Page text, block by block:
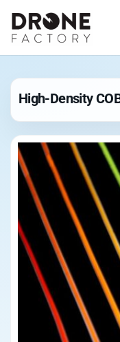
High-Density